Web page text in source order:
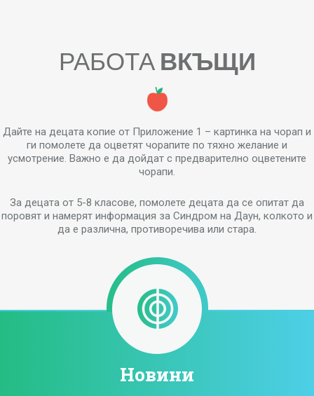
РАБОТА ВКЪЩИ
Дайте на децата копие от Приложение 1 – картинка на чорап и
ги помолете да оцветят чорапите по тяхно желание и
усмотрение. Важно е да дойдат с предварително оцветените
чорапи.
За децата от 5-8 класове, помолете децата да се опитат да
поровят и намерят информация за Синдром на Даун, колкото и
да е различна, противоречива или стара.
Новини